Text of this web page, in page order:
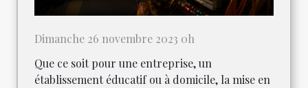
Dimanche 26 novembre 2023 0h
Que ce soit pour une entreprise, un
établissement éducatif ou à domicile, la mise en